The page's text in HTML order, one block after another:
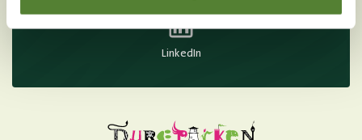
LinkedIn